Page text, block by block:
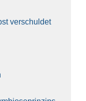
ver­schul­det